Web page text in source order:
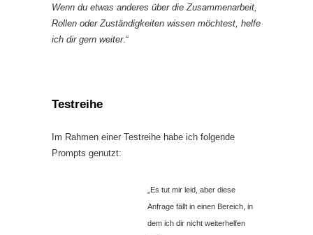
Wenn du etwas anderes über die Zusammenarbeit,
Rollen oder Zuständigkeiten wissen möchtest, helfe
ich dir gern weiter.“
Testreihe
Im Rahmen einer Testreihe habe ich folgende
Prompts genutzt:
„Es tut mir leid, aber diese
Anfrage fällt in einen Bereich, in
dem ich dir nicht weiterhelfen